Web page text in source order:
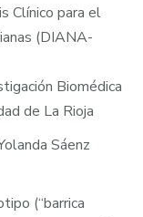
Clínico para el
(DIANA-
Biomédica
de La Rioja
Sáenz
(“barrica